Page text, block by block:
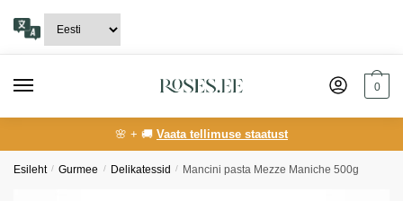
navigation
content
0
🌸 + 🚚 Vaata tellimuse staatust
Esileht / Gurmee / Delikatessid / Mancini pasta Mezze Maniche 500g